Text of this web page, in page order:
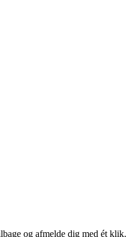
og afmelde dig med ét klik.